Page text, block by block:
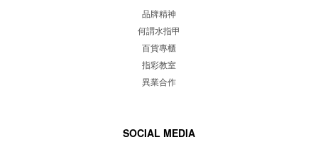
品牌精神
何謂水指甲
百貨專櫃
指彩教室
異業合作
SOCIAL MEDIA